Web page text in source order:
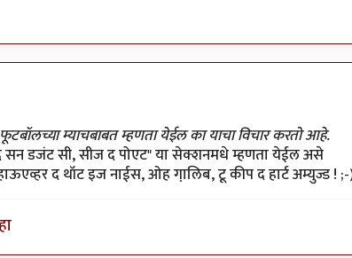
म्याचबाबत म्हणता येईल का याचा विचार करतो आहे.
द सन डजंट सी, सीज द पोएट" या सेक्शनमधे म्हणता येईल असे
द थॉट इज नाईस, ओह गा़लिब, टू कीप द हार्ट अम्युज्ड !